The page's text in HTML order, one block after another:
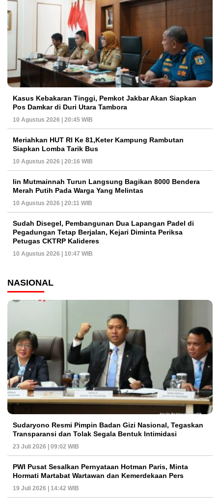
Kasus Kebakaran Tinggi, Pemkot Jakbar Akan Siapkan
Pos Damkar di Duri Utara Tambora
10 Agustus 2026 | 20:45 WIB
Meriahkan HUT RI Ke 81,Keter Kampung Rambutan
Siapkan Lomba Tarik Bus
10 Agustus 2026 | 20:16 WIB
Iin Mutmainnah Turun Langsung Bagikan 8000 Bendera
Merah Putih Pada Warga Yang Melintas
10 Agustus 2026 | 20:11 WIB
Sudah Disegel, Pembangunan Dua Lapangan Padel di
Pegadungan Tetap Berjalan, Kejari Diminta Periksa
Petugas CKTRP Kalideres
10 Agustus 2026 | 10:47 WIB
NASIONAL
Sudaryono Resmi Pimpin Badan Gizi Nasional, Tegaskan
Transparansi dan Tolak Segala Bentuk Intimidasi
23 Juli 2026 | 09:02 WIB
PWI Pusat Sesalkan Pernyataan Hotman Paris, Minta
Hormati Martabat Wartawan dan Kemerdekaan Pers
19 Juli 2026 | 14:42 WIB